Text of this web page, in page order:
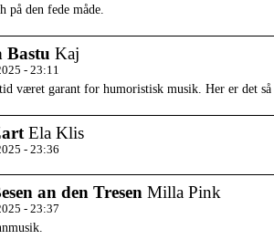
på den fede måde.
Bastu Kaj
- 23:11
været garant for humoristisk musik. Her er det
Ela Klis
- 23:36
an den Tresen Milla Pink
- 23:37